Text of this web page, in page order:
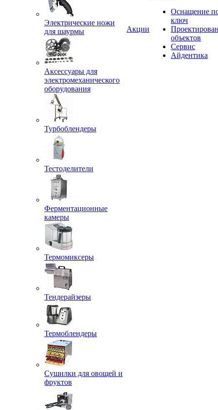
Электрические ножи
для шаурмы
Аксессуары для
электромеханического
оборудования
Турбоблендеры
Тестоделители
Ферментационные
камеры
Термомиксеры
Тендерайзеры
Термоблендеры
Сушилки для овощей и
фруктов
Акции
Оснащение
ключ
объектов
Сервис
Айдентика